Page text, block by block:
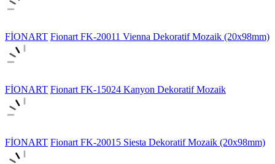
FİONART Fionart FK-20011 Vienna Dekoratif Mozaik (20x98mm)
FİONART Fionart FK-15024 Kanyon Dekoratif Mozaik
FİONART Fionart FK-20015 Siesta Dekoratif Mozaik (20x98mm)